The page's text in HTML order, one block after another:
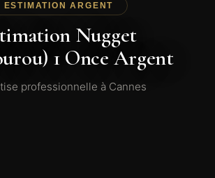
ESTIMATION ARGENT
Nugget
1 Once Argent
professionnelle à Cannes